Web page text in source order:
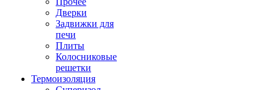
Дверки
Задвижки для
печи
Плиты
Колосниковые
решетки
Термоизоляция